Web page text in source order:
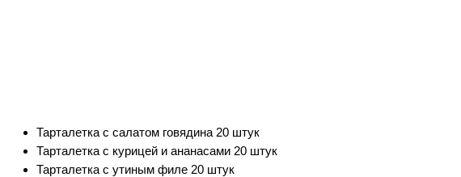
Тарталетка с салатом говядина 20 штук
Тарталетка с курицей и ананасами 20 штук
Тарталетка с утиным филе 20 штук